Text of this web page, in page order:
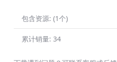
包含资源: (1个)
累计销量: 34